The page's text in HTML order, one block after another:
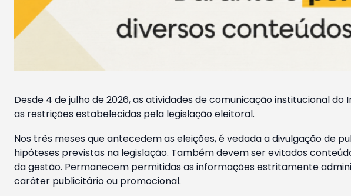
Desde 4 de julho de 2026, as atividades de comunicação institucional
as restrições estabelecidas pela legislação eleitoral.
Nos três meses que antecedem as eleições, é vedada a divulgação de
hipóteses previstas na legislação. Também devem ser evitados
da gestão. Permanecem permitidas as informações estritamente
caráter publicitário ou promocional.